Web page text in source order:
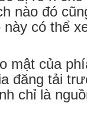
nào đó
có thể
mật của
đăng tải
chỉ là